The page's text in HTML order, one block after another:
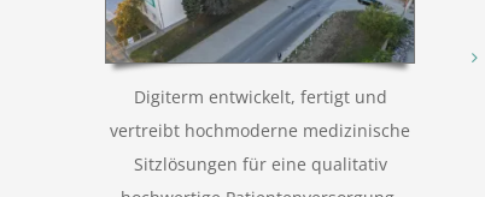
Digiterm entwickelt, fertigt und
vertreibt hochmoderne medizinische
Sitzlösungen für eine qualitativ